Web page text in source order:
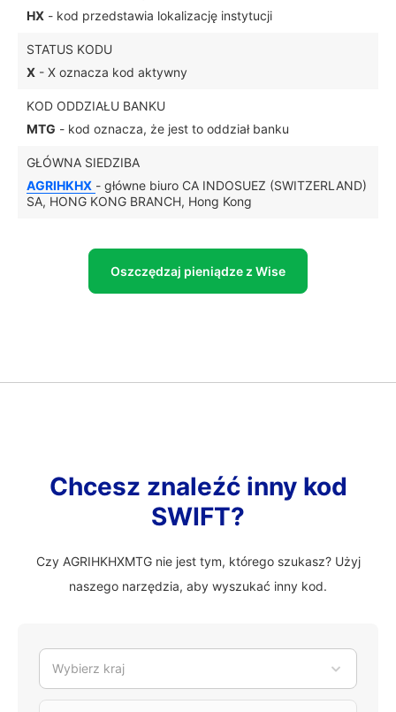
HX - kod przedstawia lokalizację instytucji
STATUS KODU
X - X oznacza kod aktywny
KOD ODDZIAŁU BANKU
MTG - kod oznacza, że jest to oddział banku
GŁÓWNA SIEDZIBA
AGRIHKHX - główne biuro CA INDOSUEZ (SWITZERLAND)
SA, HONG KONG BRANCH, Hong Kong
Oszczędzaj pieniądze z Wise
Chcesz znaleźć inny kod
SWIFT?
Czy AGRIHKHXMTG nie jest tym, którego szukasz? Użyj
naszego narzędzia, aby wyszukać inny kod.
Wybierz kraj